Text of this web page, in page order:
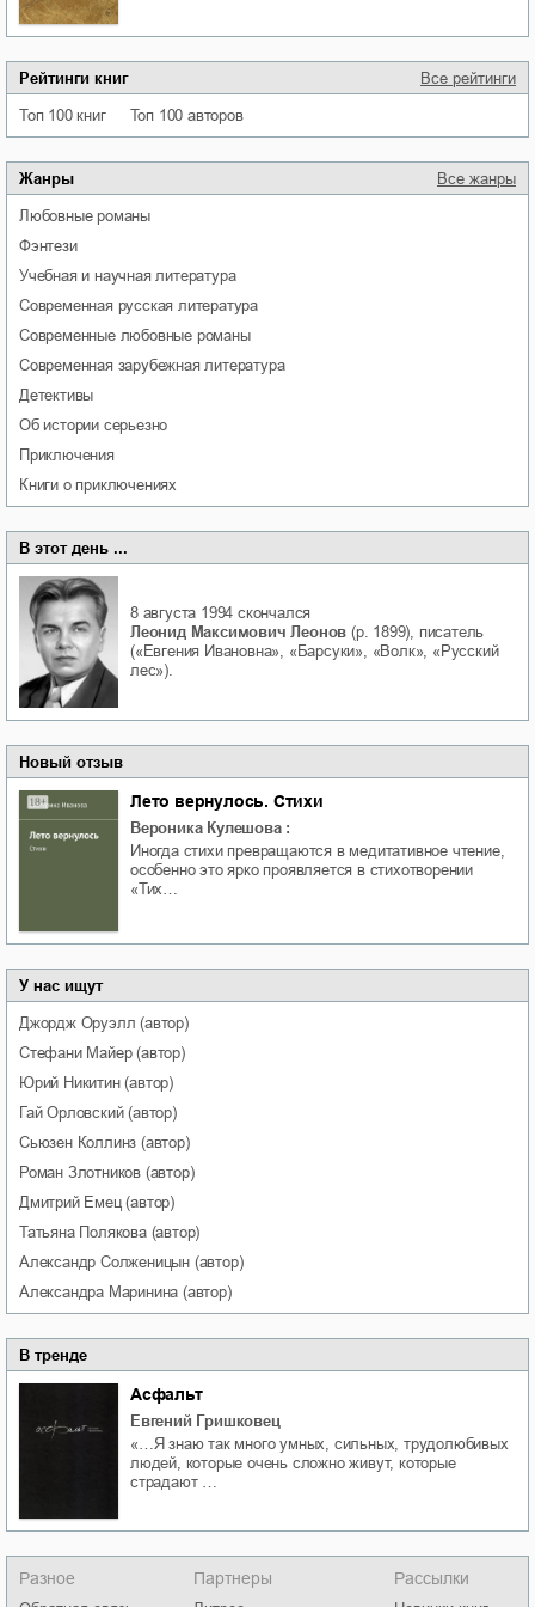
Рейтинги книг Все рейтинги
Топ 100 книг Топ 100 авторов
Жанры Все жанры
любовные романы
фэнтези
учебная и научная литература
современная русская литература
современные любовные романы
современная зарубежная литература
детективы
об истории серьезно
приключения
книги о приключениях
В этот день ...
8 августа 1994 скончался
Леонид Максимович Леонов (р. 1899), писатель
(«Евгения Ивановна», «Барсуки», «Волк», «Русский
лес»).
Новый отзыв
Лето вернулось. Стихи
Вероника Кулешова :
Иногда стихи превращаются в медитативное чтение,
особенно это ярко проявляется в стихотворении
«Тих…
У нас ищут
Джордж Оруэлл (автор)
Стефани Майер(автор)
Юрий Никитин(автор)
Гай Орловский(автор)
Сьюзен Коллинз (автор)
Роман Злотников (автор)
Дмитрий Емец(автор)
Татьяна Полякова(автор)
Александр Солженицын (автор)
Александра Маринина (автор)
В тренде
Асфальт
Евгений Гришковец
«…Я знаю так много умных, сильных, трудолюбивых
людей, которые очень сложно живут, которые
страдают …
Разное Партнеры Рассылки